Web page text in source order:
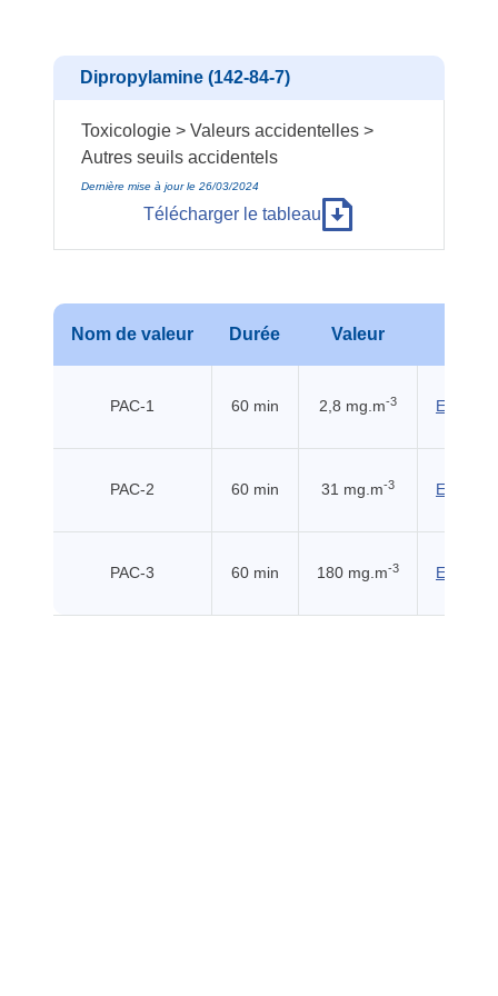
Dipropylamine (142-84-7)
Toxicologie > Valeurs accidentelles >
Autres seuils accidentels
Dernière mise à jour le 26/03/2024
Télécharger le tableau
Nom de valeur Durée Valeur
PAC-1 60 min 2,8 mg.m-3 EHSS
PAC-2 60 min 31 mg.m-3 EHSS
PAC-3 60 min 180 mg.m-3 EHSS